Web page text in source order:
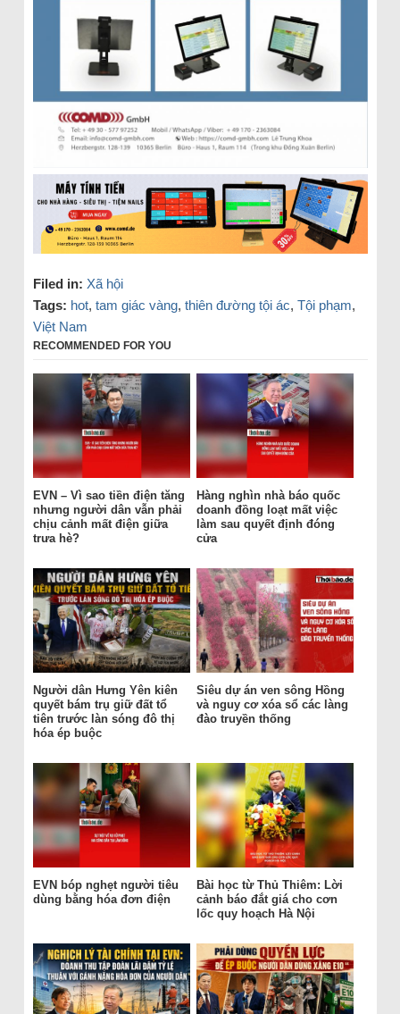
Filed in: Xã hội
Tags: hot, tam giác vàng, thiên đường tội ác, Tội phạm,
Việt Nam
RECOMMENDED FOR YOU
EVN – Vì sao tiền điện tăng
nhưng người dân vẫn phải
chịu cảnh mất điện giữa
trưa hè?
Hàng nghìn nhà báo quốc
doanh đồng loạt mất việc
làm sau quyết định đóng
cửa
Người dân Hưng Yên kiên
quyết bám trụ giữ đất tổ
tiên trước làn sóng đô thị
hóa ép buộc
Siêu dự án ven sông Hồng
và nguy cơ xóa sổ các làng
đào truyền thống
EVN bóp nghẹt người tiêu
dùng bằng hóa đơn điện
Bài học từ Thủ Thiêm: Lời
cảnh báo đắt giá cho cơn
lốc quy hoạch Hà Nội